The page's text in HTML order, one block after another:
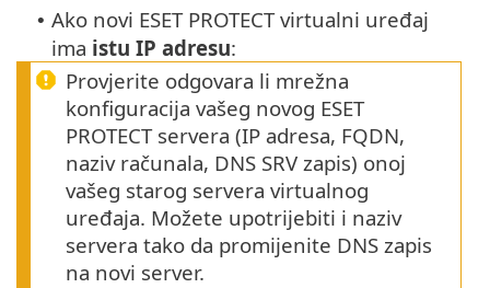
• Ako novi ESET PROTECT virtualni uređaj
ima istu IP adresu:
Provjerite odgovara li mrežna
konfiguracija vašeg novog ESET
PROTECT servera (IP adresa, FQDN,
naziv računala, DNS SRV zapis) onoj
vašeg starog servera virtualnog
uređaja. Možete upotrijebiti i naziv
servera tako da promijenite DNS zapis
na novi server.